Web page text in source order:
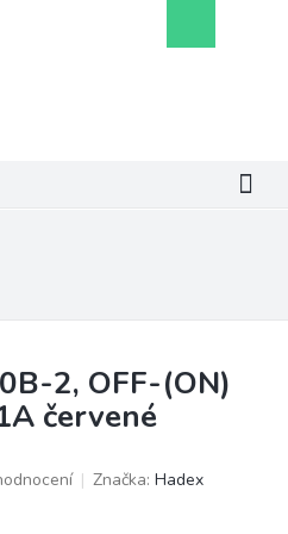
košík
2, OFF-(ON)
červené
Značka: Hadex